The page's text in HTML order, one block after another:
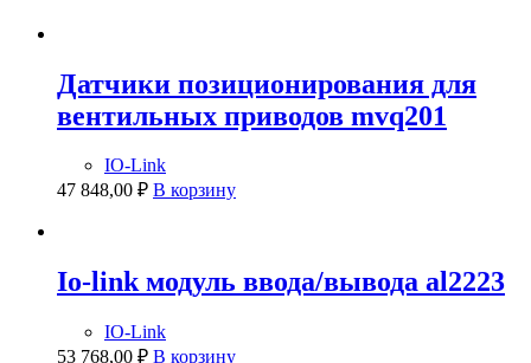
Датчики позиционирования для
вентильных приводов mvq201
IO-Link
47 848,00 ₽ В корзину
Io-link модуль ввода/вывода al2223
IO-Link
53 768,00 ₽ В корзину